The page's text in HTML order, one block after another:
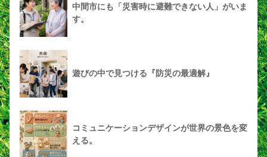
中間市にも「災害時に避難できない人」がいま
す。
遊びの中で見つける『防災の最適解』
コミュニケーションデザインが世界の景色を変
える。